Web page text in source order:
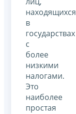
находящихся
в
государствах
с
более
низкими
налогами.
Это
наиболее
простая